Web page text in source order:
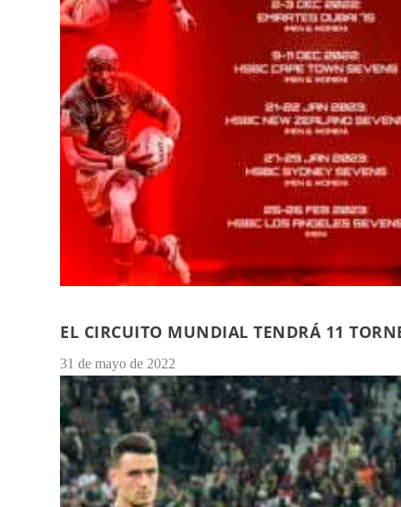
EL CIRCUITO MUNDIAL TENDRÁ 11
31 de mayo de 2022